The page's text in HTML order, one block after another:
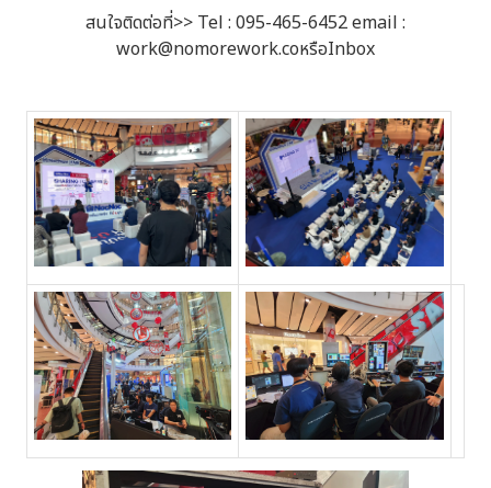
สนใจติดต่อที่>> Tel : 095-465-6452 email :
work@nomorework.coหรือInbox